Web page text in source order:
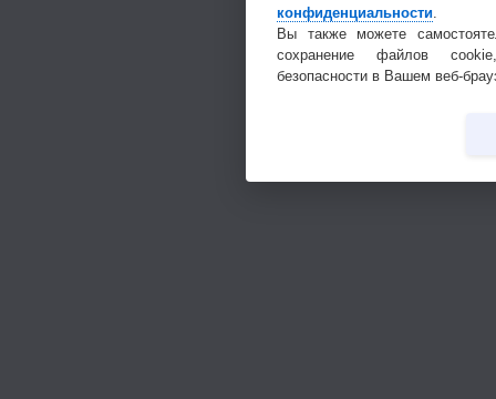
конфиденциальности.
Вы также можете
сохранение файлов
безопасности в Вашем веб-